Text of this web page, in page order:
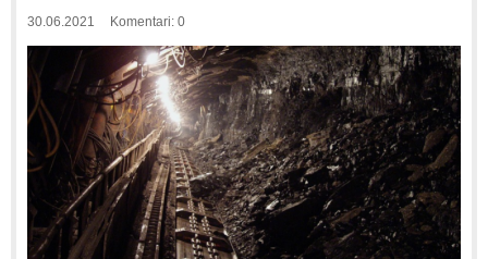
30.06.2021 Komentari: 0